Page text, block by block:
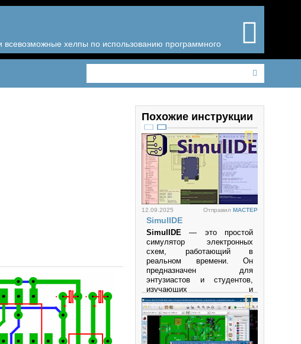
всевозможные хелпы по использованию программного
Похожие инструкции
12.09.2025 Отправил MACTEP
SimulIDE
SimulIDE — это простой
симулятор электронных
схем, работающий в
реальном времени. Он
предназначен для
энтузиастов и студентов,
изучающих и
экспериментирующих с
аналоговыми и цифровыми
электронными схемами, а
также с
микроконтроллерами.